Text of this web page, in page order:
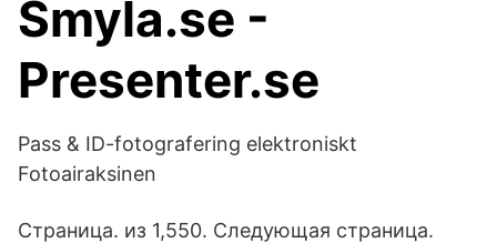
Smyla.se -
Presenter.se
Pass & ID-fotografering elektroniskt
Fotoairaksinen
Страница. из 1,550. Следующая страница.